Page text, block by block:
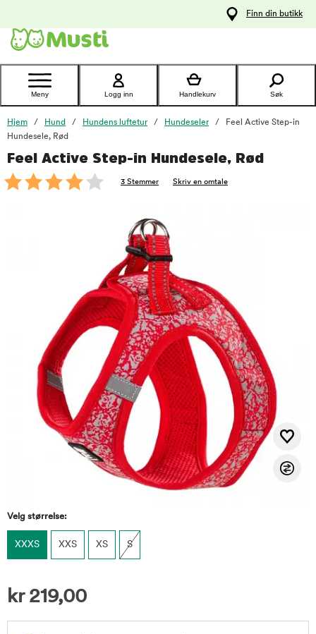
Kontakt
kundeservice
Finn din butikk
Meny Logg inn Handlekurv Søk
Hjem Hund Hundens luftetur Hundeseler
Feel Active Step-in
Hundesele, Rød
Feel Active Step-in Hundesele, Rød
3 Stemmer Skriv en omtale
Velg størrelse:
XXXS XXS XS S
kr 219,00
foo